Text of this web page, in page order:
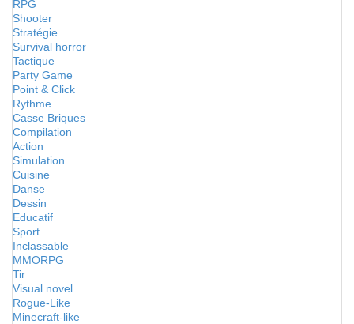
RPG
Shooter
Stratégie
Survival horror
Tactique
Party Game
Point & Click
Rythme
Casse Briques
Compilation
Action
Simulation
Cuisine
Danse
Dessin
Educatif
Sport
Inclassable
MMORPG
Tir
Visual novel
Rogue-Like
Minecraft-like